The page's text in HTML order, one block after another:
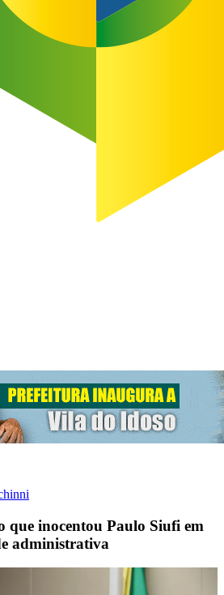
que inocentou Paulo Siufi em
administrativa